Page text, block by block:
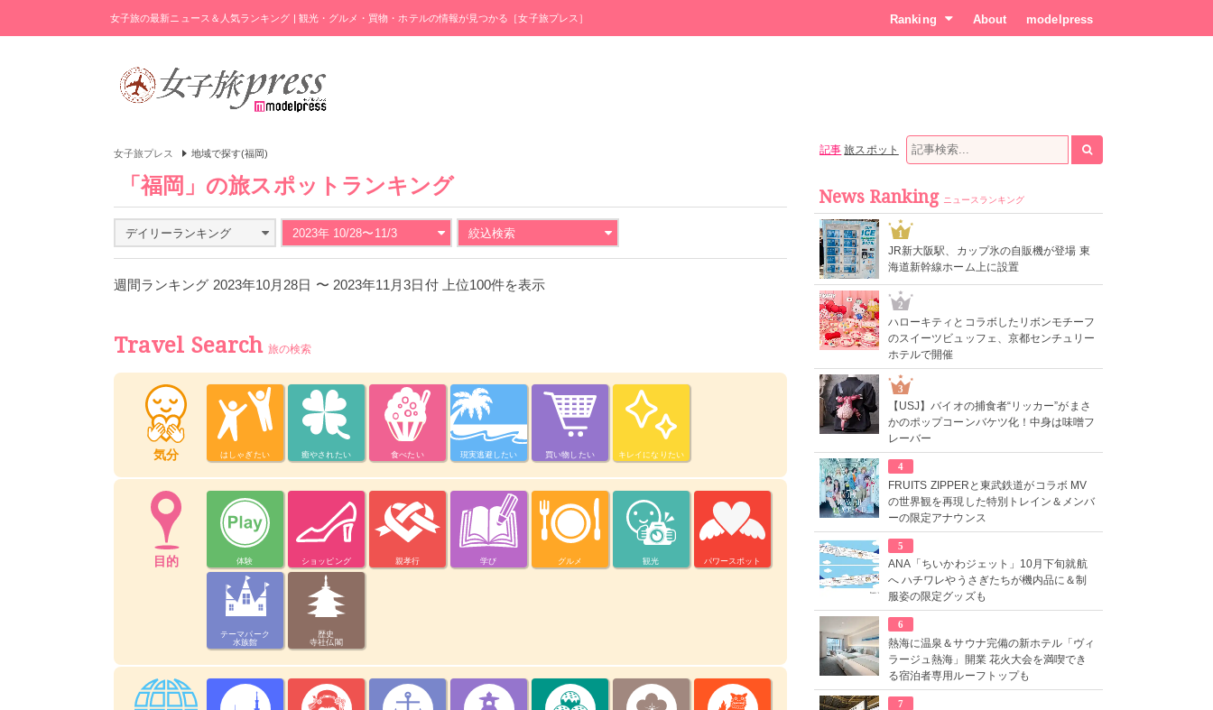
女子旅の最新ニュース＆人気ランキング | 観光・グルメ・買物・ホテルの情報が見つかる［女子旅プレス］ Ranking About modelpress
女子旅プレス 地域で探す(福岡)
「福岡」の旅スポットランキング
デイリーランキング 2023年 10/28〜11/3 絞込検索
週間ランキング 2023年10月28日 〜 2023年11月3日付 上位100件を表示
Travel Search 旅の検索
気分 はしゃぎたい 癒やされたい 食べたい 現実逃避したい 買い物したい キレイになりたい
目的 体験 ショッピング 親孝行 学び グルメ 観光 パワースポット
テーマパーク
水族館
歴史
寺社仏閣
記事 旅スポット
News Ranking ニュースランキング
1
JR新大阪駅、カップ氷の自販機が登場 東
海道新幹線ホーム上に設置
2
ハローキティとコラボしたリボンモチーフ
のスイーツビュッフェ、京都センチュリー
ホテルで開催
3
【USJ】バイオの捕食者“リッカー”がまさ
かのポップコーンバケツ化！中身は味噌フ
レーバー
4
FRUITS ZIPPERと東武鉄道がコラボ MV
の世界観を再現した特別トレイン＆メンバ
ーの限定アナウンス
5
ANA「ちいかわジェット」10月下旬就航
へ ハチワレやうさぎたちが機内品に＆制
服姿の限定グッズも
6
熱海に温泉＆サウナ完備の新ホテル「ヴィ
ラージュ熱海」開業 花火大会を満喫でき
る宿泊者専用ルーフトップも
7